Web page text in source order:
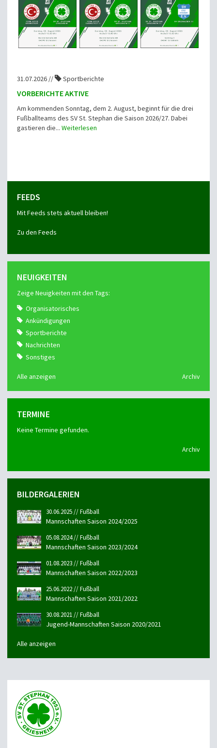
31.07.2026 // Sportberichte
VORBERICHTE AKTIVE
Am kommenden Sonntag, dem 2. August, beginnt für die drei
Fußballteams des SV St. Stephan die Saison 2026/27. Dabei
gastieren die... Weiterlesen
FEEDS
Mit Feeds stets aktuell bleiben!
Zu den Feeds
NEUIGKEITEN
Zeige Neuigkeiten mit den Tags:
Organisatorisches
Ankündigungen
Sportberichte
Nachrichten
Sonstiges
Alle anzeigen Archiv
TERMINE
Keine Termine gefunden.
Archiv
BILDERGALERIEN
30.06.2025 // Fußball
Mannschaften Saison 2024/2025
05.08.2024 // Fußball
Mannschaften Saison 2023/2024
01.08.2023 // Fußball
Mannschaften Saison 2022/2023
25.06.2022 // Fußball
Mannschaften Saison 2021/2022
30.08.2021 // Fußball
Jugend-Mannschaften Saison 2020/2021
Alle anzeigen